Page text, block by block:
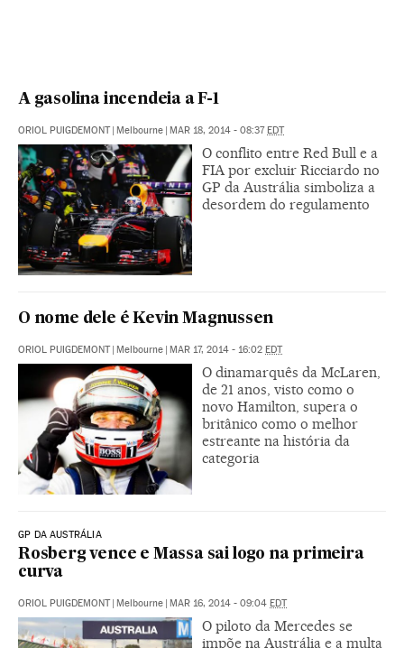
A gasolina incendeia a F-1
ORIOL PUIGDEMONT | Melbourne | MAR 18, 2014 - 08:37EDT
O conflito entre Red Bull e a
FIA por excluir Ricciardo no
GP da Austrália simboliza a
desordem do regulamento
O nome dele é Kevin Magnussen
ORIOL PUIGDEMONT | Melbourne | MAR 17, 2014 - 16:02 EDT
O dinamarquês da McLaren,
de 21 anos, visto como o
novo Hamilton, supera o
britânico como o melhor
estreante na história da
categoria
GP DA AUSTRÁLIA
Rosberg vence e Massa sai logo na primeira
curva
ORIOL PUIGDEMONT | Melbourne | MAR 16, 2014 - 09:04 EDT
O piloto da Mercedes se
impõe na Austrália e a multa